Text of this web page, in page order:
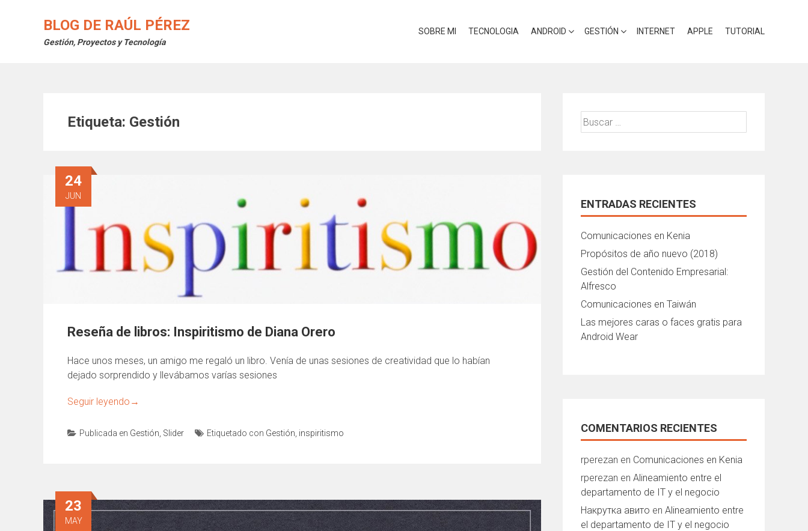
BLOG DE RAÚL PÉREZ
Gestión, Proyectos y Tecnología
SOBRE MI TECNOLOGIA ANDROID GESTIÓN INTERNET APPLE TUTORIAL
Etiqueta: Gestión
24
JUN
Reseña de libros: Inspiritismo de Diana Orero
Hace unos meses, un amigo me regaló un libro. Venía de unas sesiones de creatividad que lo habían
dejado sorprendido y llevábamos varías sesiones
Seguir leyendo →
Publicada en Gestión, Slider Etiquetado con Gestión, inspiritismo
23
MAY
Buscar:
ENTRADAS RECIENTES
Comunicaciones en Kenia
Propósitos de año nuevo (2018)
Gestión del Contenido Empresarial:
Alfresco
Comunicaciones en Taiwán
Las mejores caras o faces gratis para
Android Wear
COMENTARIOS RECIENTES
rperezan en Comunicaciones en Kenia
rperezan en Alineamiento entre el
departamento de IT y el negocio
Накрутка авито en Alineamiento entre
el departamento de IT y el negocio